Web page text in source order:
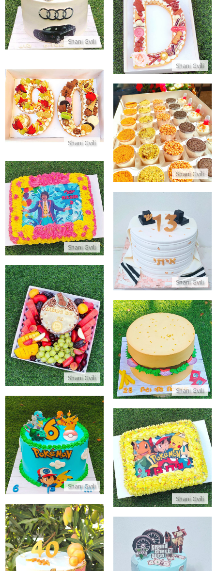
Shani Gvili
התקשר/י
Shani Gvili
עוגת אותיות ושוקולדים
התקשר/י
Shani Gvili
עוגת המספרים 90
התקשר/י
Shani Gvili
מארז קינוחי כוסות לחג
התקשר/י
Shani Gvili
עוגת גן מלבנית מני ממטרה
התקשר/י
Shani Gvili
עוגה לבר מצווה
התקשר/י
Shani Gvili
מארז פירות ועוגה ליום נישואין
התקשר/י
Shani Gvili
עוגה מעוצבת בצורת המבורגר
Shani Gvili
עוגת יום הולדת פוקימון
התקשר/י
Shani Gvili
עוגת גן מלבנית פוקימון
התקשר/י
עוגת יום הולדת לאשה 40 עוגת גיימרים GTA